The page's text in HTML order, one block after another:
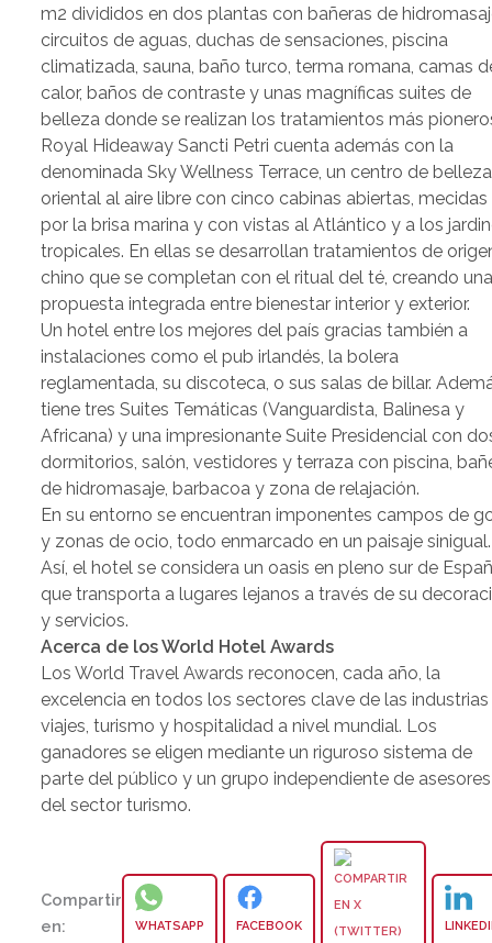
m2 divididos en dos plantas con bañeras de
circuitos de aguas, duchas de sensaciones, piscina
climatizada, sauna, baño turco, terma romana, camas
calor, baños de contraste y unas magníficas suites de
belleza donde se realizan los tratamientos más
Royal Hideaway Sancti Petri cuenta además con la
denominada Sky Wellness Terrace, un centro de belleza
oriental al aire libre con cinco cabinas abiertas, mecidas
por la brisa marina y con vistas al Atlántico y a los
tropicales. En ellas se desarrollan tratamientos de
chino que se completan con el ritual del té, creando
propuesta integrada entre bienestar interior y exterior.
Un hotel entre los mejores del país gracias también a
instalaciones como el pub irlandés, la bolera
reglamentada, su discoteca, o sus salas de billar.
tiene tres Suites Temáticas (Vanguardista, Balinesa y
Africana) y una impresionante Suite Presidencial con
dormitorios, salón, vestidores y terraza con piscina,
de hidromasaje, barbacoa y zona de relajación.
En su entorno se encuentran imponentes campos de
y zonas de ocio, todo enmarcado en un paisaje sinigual.
Así, el hotel se considera un oasis en pleno sur de
que transporta a lugares lejanos a través de su
y servicios.
Acerca de los World Hotel Awards
Los World Travel Awards reconocen, cada año, la
excelencia en todos los sectores clave de las
viajes, turismo y hospitalidad a nivel mundial. Los
ganadores se eligen mediante un riguroso sistema de
parte del público y un grupo independiente de asesores
del sector turismo.
Compartir
en:
WHATSAPP FACEBOOK